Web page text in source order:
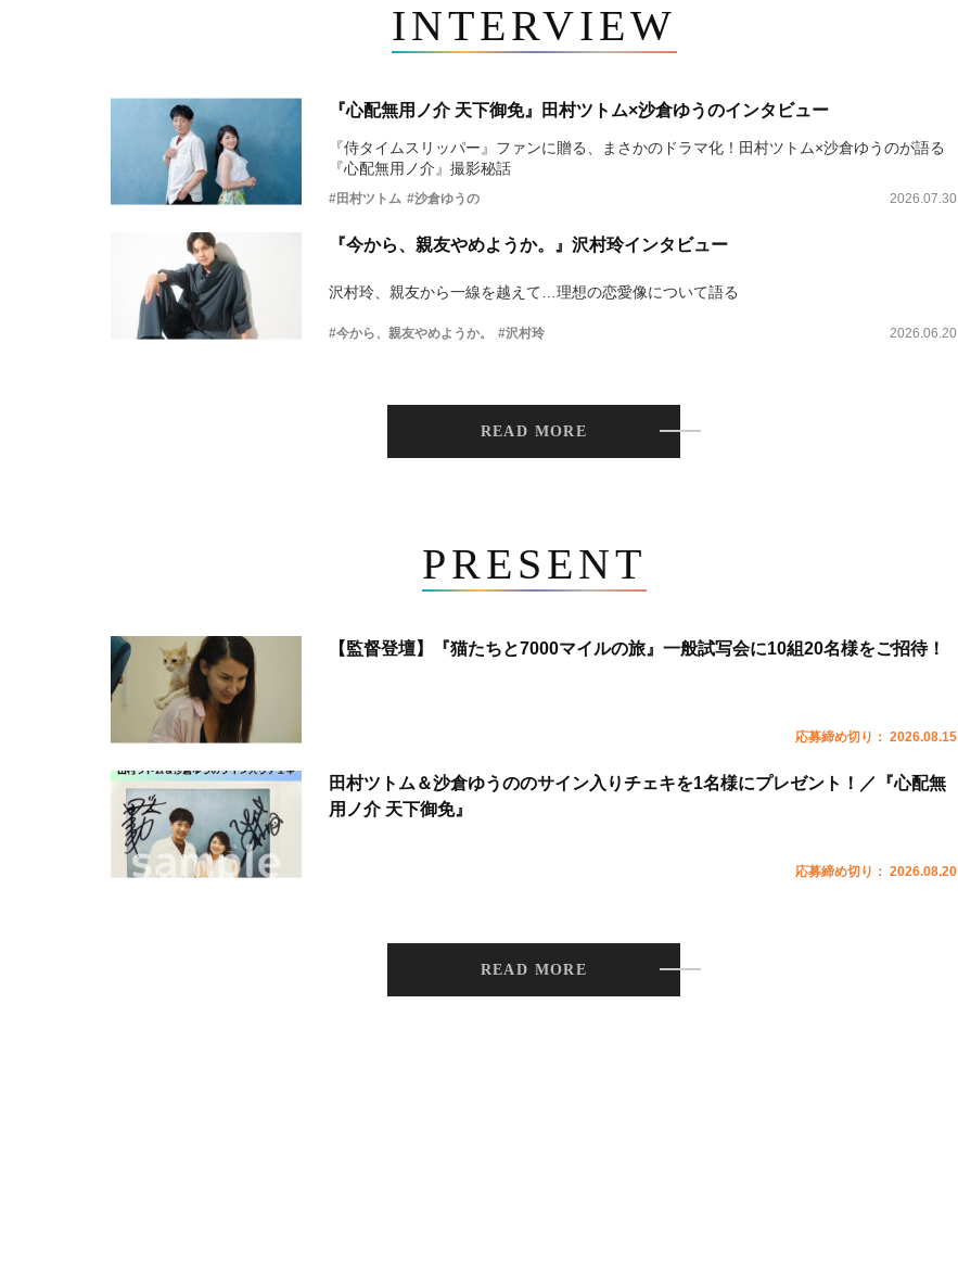
INTERVIEW
『心配無用ノ介 天下御免』田村ツトム×沙倉ゆうのインタビュー
『侍タイムスリッパー』ファンに贈る、まさかのドラマ化！田村ツトム×沙倉ゆうのが語る
『心配無用ノ介』撮影秘話
#田村ツトム #沙倉ゆうの 2026.07.30
『今から、親友やめようか。』沢村玲インタビュー
沢村玲、親友から一線を越えて…理想の恋愛像について語る
#今から、親友やめようか。 #沢村玲 2026.06.20
READ MORE
PRESENT
【監督登壇】『猫たちと7000マイルの旅』一般試写会に10組20名様をご招待！
応募締め切り： 2026.08.15
田村ツトム＆沙倉ゆうののサイン入りチェキを1名様にプレゼント！／『心配無
用ノ介 天下御免』
応募締め切り： 2026.08.20
READ MORE